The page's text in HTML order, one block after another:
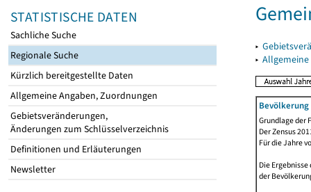
STATISTISCHE DATEN
Sachliche Suche
Regionale Suche
Kürzlich bereitgestellte Daten
Allgemeine Angaben, Zuordnungen
Gebietsveränderungen,
Änderungen zum Schlüsselverzeichnis
Definitionen und Erläuterungen
Newsletter
▸
▸
Grundlage der
Der Zensus
Für die Jahre
Die
der